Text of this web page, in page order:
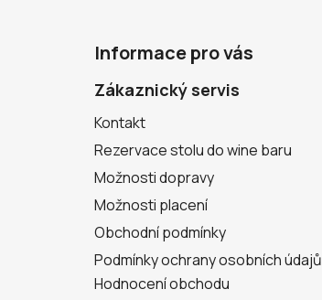
Informace pro vás
Zákaznický servis
Kontakt
Rezervace stolu do wine baru
Možnosti dopravy
Možnosti placení
Obchodní podmínky
Podmínky ochrany osobních údajů
Hodnocení obchodu